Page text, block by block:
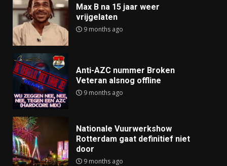
Max B na 15 jaar weer
vrijgelaten
9 months ago
Anti-AZC nummer Broken
Veteran alsnog offline
9 months ago
Nationale Vuurwerkshow
Rotterdam gaat definitief niet
door
9 months ago